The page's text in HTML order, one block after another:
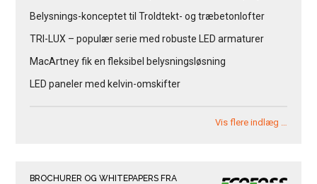
Belysnings-konceptet til Troldtekt- og træbetonlofter
TRI-LUX – populær serie med robuste LED armaturer
MacArtney fik en fleksibel belysningsløsning
LED paneler med kelvin-omskifter
Vis flere indlæg …
BROCHURER OG WHITEPAPERS FRA